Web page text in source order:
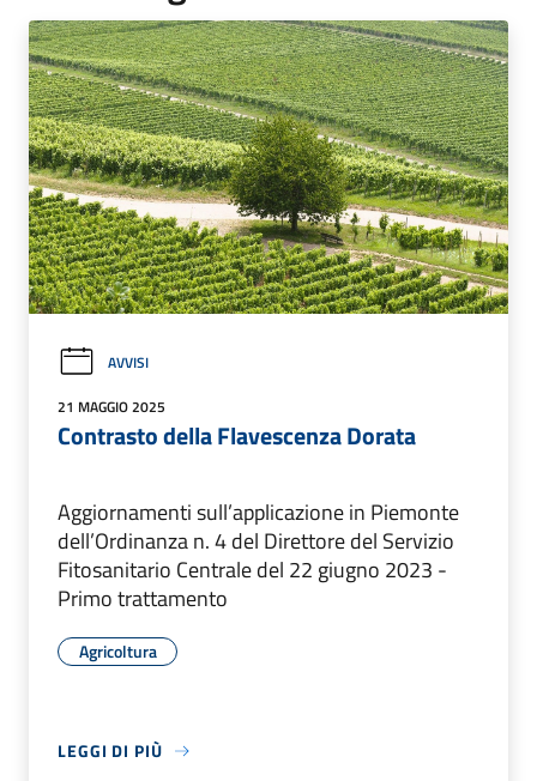
AVVISI
21 MAGGIO 2025
Contrasto della Flavescenza Dorata
Aggiornamenti sull’applicazione in Piemonte
dell’Ordinanza n. 4 del Direttore del Servizio
Fitosanitario Centrale del 22 giugno 2023 -
Primo trattamento
Agricoltura
LEGGI DI PIÙ